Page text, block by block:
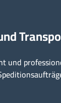
und